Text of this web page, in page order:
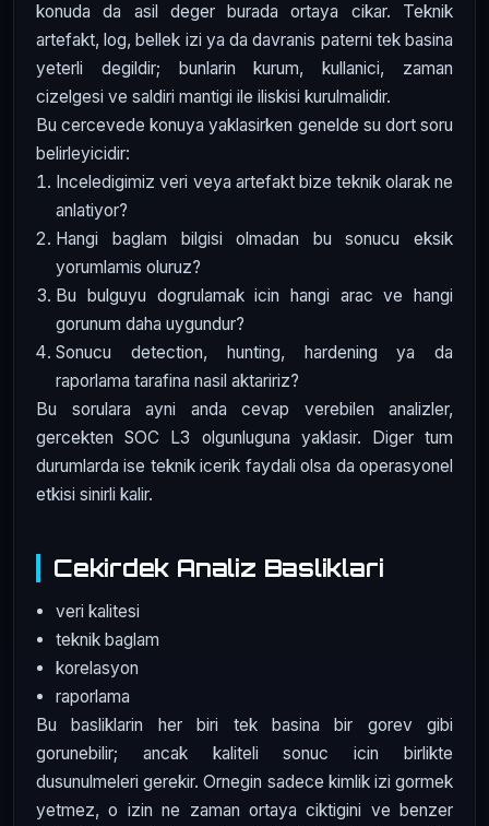
konuda da asil deger burada ortaya cikar. Teknik
artefakt, log, bellek izi ya da davranis paterni tek basina
yeterli degildir; bunlarin kurum, kullanici, zaman
cizelgesi ve saldiri mantigi ile iliskisi kurulmalidir.
Bu cercevede konuya yaklasirken genelde su dort soru
belirleyicidir:
Inceledigimiz veri veya artefakt bize teknik olarak ne
anlatiyor?
Hangi baglam bilgisi olmadan bu sonucu eksik
yorumlamis oluruz?
Bu bulguyu dogrulamak icin hangi arac ve hangi
gorunum daha uygundur?
Sonucu detection, hunting, hardening ya da
raporlama tarafina nasil aktaririz?
Bu sorulara ayni anda cevap verebilen analizler,
gercekten SOC L3 olgunluguna yaklasir. Diger tum
durumlarda ise teknik icerik faydali olsa da operasyonel
etkisi sinirli kalir.
Cekirdek Analiz Basliklari
veri kalitesi
teknik baglam
korelasyon
raporlama
Bu basliklarin her biri tek basina bir gorev gibi
gorunebilir; ancak kaliteli sonuc icin birlikte
dusunulmeleri gerekir. Ornegin sadece kimlik izi gormek
yetmez, o izin ne zaman ortaya ciktigini ve benzer